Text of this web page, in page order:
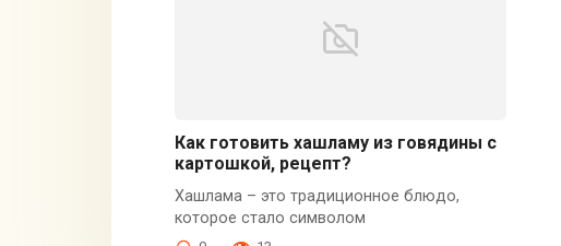
Как готовить хашламу из говядины с
картошкой, рецепт?
Хашлама – это традиционное блюдо,
которое стало символом